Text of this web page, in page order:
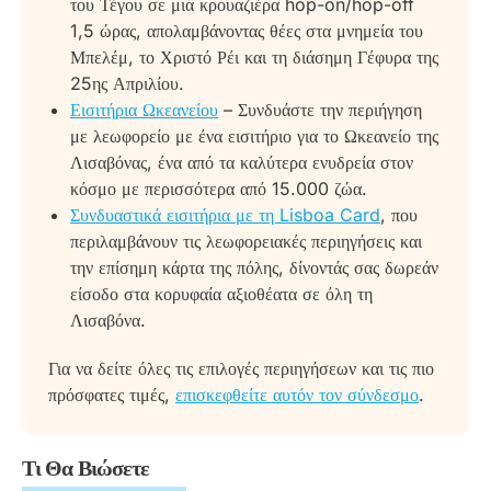
Κήπος Εστρέλα
Η Σύγχρονη Περιήγηση Λισαβόνας
Η Διαδρομή Σύγχρονης Λισαβόνας ξεκινά από την
Restauradores και επισκέπτεται 13 στάσεις,
συμπεριλαμβανομένων:
Restauradores
Πλατεία Ροσσίου
Avenida da Liberdade
Συνοικία Γκράσα
Εθνικό Πάνθεον / Παζάρι
Μουσείο Πλακιδίων
Beato Creative Hub
Εμπορικό Κέντρο Βάσκο ντα Γκάμα
πληρούν τους ισχύοντες όρους μεταφοράς.
ταράτσας επιπλέον)
Μουσείο Πλακιδίων
Ωκεανείο Λισαβόνας
Πύργος Βάσκο ντα Γκάμα
1,5 ώρας, απολαμβάνοντας θέες στα μνημεία του
Μπελέμ, το Χριστό Ρέι και τη διάσημη Γέφυρα της
25ης Απριλίου.
Εισιτήρια Ωκεανείου – Συνδυάστε την περιήγηση
με λεωφορείο με ένα εισιτήριο για το Ωκεανείο της
Λισαβόνας, ένα από τα καλύτερα ενυδρεία στον
κόσμο με περισσότερα από 15.000 ζώα.
Συνδυαστικά εισιτήρια με τη Lisboa Card, που
περιλαμβάνουν τις λεωφορειακές περιηγήσεις και
την επίσημη κάρτα της πόλης, δίνοντάς σας δωρεάν
είσοδο στα κορυφαία αξιοθέατα σε όλη τη
Λισαβόνα.
Για να δείτε όλες τις επιλογές περιηγήσεων και τις πιο
πρόσφατες τιμές, επισκεφθείτε αυτόν τον σύνδεσμο.
Τι Θα Βιώσετε